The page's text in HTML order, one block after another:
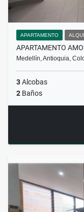
APARTAMENTO
APARTAMENTO
Medellín, Antioquia,
3Alcobas
2 Baños